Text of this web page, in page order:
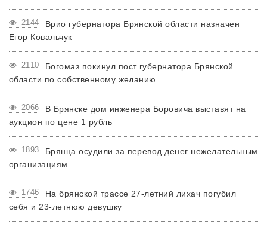
2144
Врио губернатора Брянской области назначен
Егор Ковальчук
2110
Богомаз покинул пост губернатора Брянской
области по собственному желанию
2066
В Брянске дом инженера Боровича выставят на
аукцион по цене 1 рубль
1893
Брянца осудили за перевод денег нежелательным
организациям
1746
На брянской трассе 27-летний лихач погубил
себя и 23-летнюю девушку